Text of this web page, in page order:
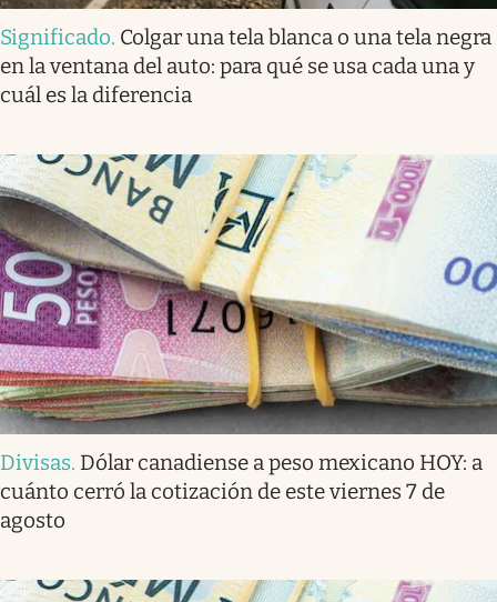
Significado. Colgar una tela blanca o una tela negra
en la ventana del auto: para qué se usa cada una y
cuál es la diferencia
Divisas. Dólar canadiense a peso mexicano HOY: a
cuánto cerró la cotización de este viernes 7 de
agosto